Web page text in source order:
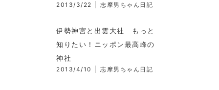
2013/3/22 志摩男ちゃん日記
伊勢神宮と出雲大社 もっと
知りたい！ニッポン最高峰の
神社
2013/4/10 志摩男ちゃん日記